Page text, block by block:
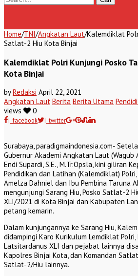
Home/TNI/Angkatan Laut/Kalemdiklat
Satlat-2 Hiu Kota Binjai
Kalemdiklat Polri Kunjungi Posko
Kota Binjai
byRedaksi April 22, 2021
Angkatan Laut Berita Berita Utama
views
0
| facebook | twitter
Surabaya, paradigmaindonesia.com-
Gubernur Akademi Angkatan Laut (Wagub
Endi Supardi, S.E., M.Tr.Opsla, kini giliran
Pendidikan dan Latihan (Kalemdiklat) Polri,
Amelza Dahniel dan Ibu Pembina Taruna
mengunjungi Sarang Hiu, Posko Satlat-2
XLI/2021 di Kota Binjai dan Kabupaten
petang kemarin.
Dalam kunjungannya ke Sarang Hiu,
didampingi Karo Kurikulum Lemdiklat Polri,
Latsitardanus XLI dan pejabat lainnya
Kapolres Binjai Kota, dan Komandan
Satlat-2/Hiu lainnya.